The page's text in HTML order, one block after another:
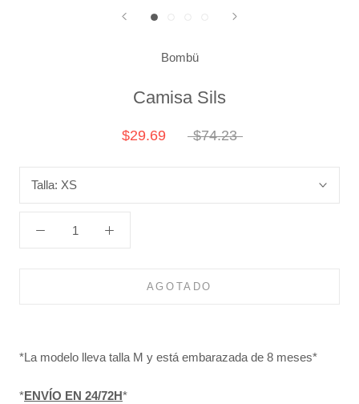
Bombü
Camisa Sils
$29.69 $74.23
Talla: XS
AGOTADO
*La modelo lleva talla M y está embarazada de 8 meses*
*ENVÍO EN 24/72H*